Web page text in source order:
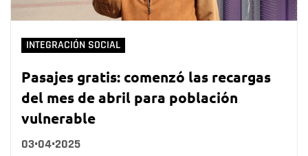
INTEGRACIÓN SOCIAL
Pasajes gratis: comenzó las recargas
del mes de abril para población
vulnerable
03•04•2025